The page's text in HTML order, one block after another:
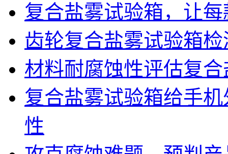
复合盐雾试验箱，让
齿轮复合盐雾试验箱
材料耐腐蚀性评估复
复合盐雾试验箱给手
性